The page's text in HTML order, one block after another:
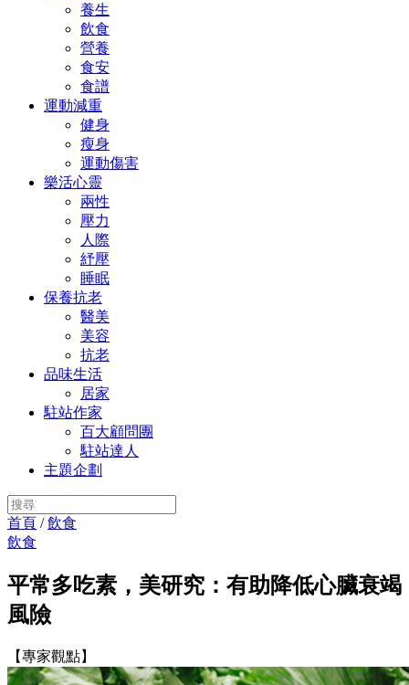
養生
飲食
營養
食安
食譜
運動減重
健身
瘦身
運動傷害
樂活心靈
兩性
壓力
人際
紓壓
睡眠
保養抗老
醫美
美容
抗老
品味生活
居家
駐站作家
百大顧問團
駐站達人
主題企劃
首頁 /飲食
飲食
平常多吃素，美研究：有助降低心臟衰竭
風險
【專家觀點】